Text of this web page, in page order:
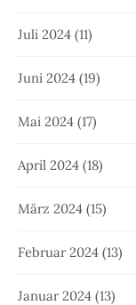
Juli 2024 (11)
Juni 2024 (19)
Mai 2024 (17)
April 2024 (18)
März 2024 (15)
Februar 2024 (13)
Januar 2024 (13)